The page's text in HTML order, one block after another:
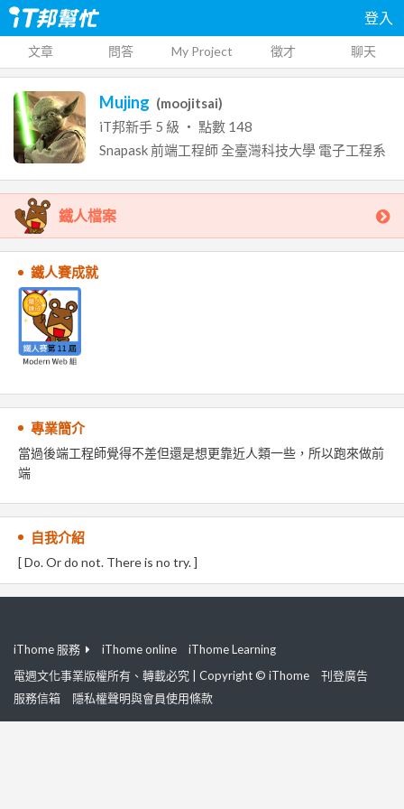
登入
文章 問答 My Project 徵才 聊天
Mujing (moojitsai)
iT邦新手 5 級 ‧ 點數 148
Snapask前端工程師全臺灣科技大學 電子工程系
鐵人檔案
鐵人賽成就
專業簡介
當過後端工程師覺得不差但還是想更靠近人類一些，所以跑來做前
端
自我介紹
[ Do. Or do not. There is no try. ]
iThome 服務 iThome online
iThome Learning
電週文化事業版權所有、轉載必究 | Copyright © iThome
刊登廣告
服務信箱
隱私權聲明與會員使用條款